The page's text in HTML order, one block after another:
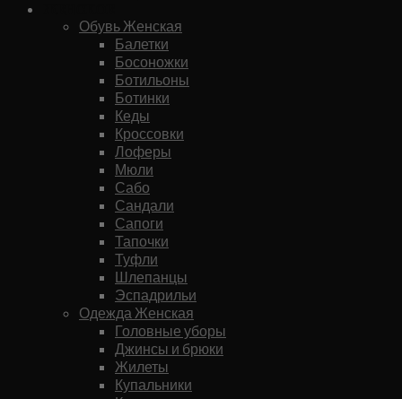
Обувь Женская
Балетки
Босоножки
Ботильоны
Ботинки
Кеды
Кроссовки
Лоферы
Мюли
Сабо
Сандали
Сапоги
Тапочки
Туфли
Шлепанцы
Эспадрильи
Одежда Женская
Головные уборы
Джинсы и брюки
Жилеты
Купальники